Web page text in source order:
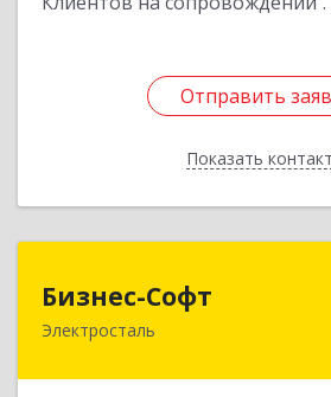
Отправить
Показать
Отправить
Назад
Бизнес-Софт
Электросталь
144000, Московская обл,